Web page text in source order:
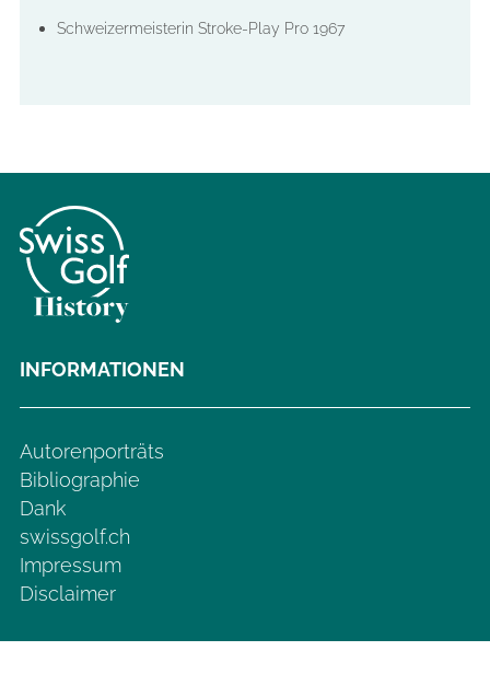
Schweizermeisterin Stroke-Play Pro 1967
INFORMATIONEN
Autorenporträts
Bibliographie
Dank
swissgolf.ch
Impressum
Disclaimer